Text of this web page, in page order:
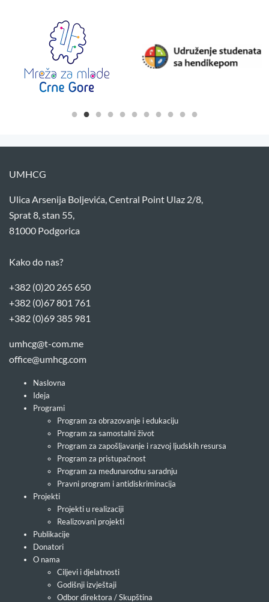
UMHCG
Ulica Arsenija Boljevića, Central Point Ulaz 2/8,
Sprat 8, stan 55,
81000 Podgorica
Kako do nas?
+382 (0)20 265 650
+382 (0)67 801 761
+382 (0)69 385 981
umhcg@t-com.me
office@umhcg.com
Naslovna
Ideja
Programi
Program za obrazovanje i edukaciju
Program za samostalni život
Program za zapošljavanje i razvoj ljudskih resursa
Program za pristupačnost
Program za međunarodnu saradnju
Pravni program i antidiskriminacija
Projekti
Projekti u realizaciji
Realizovani projekti
Publikacije
Donatori
O nama
Ciljevi i djelatnosti
Godišnji izvještaji
Odbor direktora / Skupština